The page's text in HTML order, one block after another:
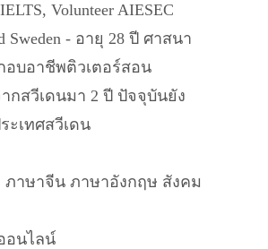
Volunteer AIESEC
Sweden - อายุ 28 ปี ศาสนา
อบอาชีพติวเตอร์สอน
กสวีเดนมา 2 ปี ปัจจุบันยัง
ะเทศสวีเดน
ภาษาจีน ภาษาอังกฤษ สังคม
อนไลน์